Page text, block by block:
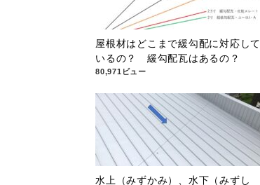
屋根材はどこまで緩勾配に対応して
いるの？ 緩勾配瓦はあるの？
80,971ビュー
水上（みずかみ）、水下（みずし